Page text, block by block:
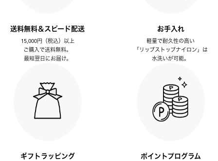
送料無料＆スピード配送
15,000円（税込）以上
ご購入で送料無料。
最短翌日にお届け。
お手入れ
軽量で耐久性の高い
「リップストップナイロン」は
水洗いが可能。
ギフトラッピング ポイントプログラム